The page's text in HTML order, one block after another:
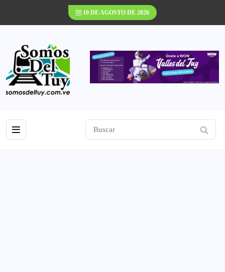
10 DE AGOSTO DE 2026